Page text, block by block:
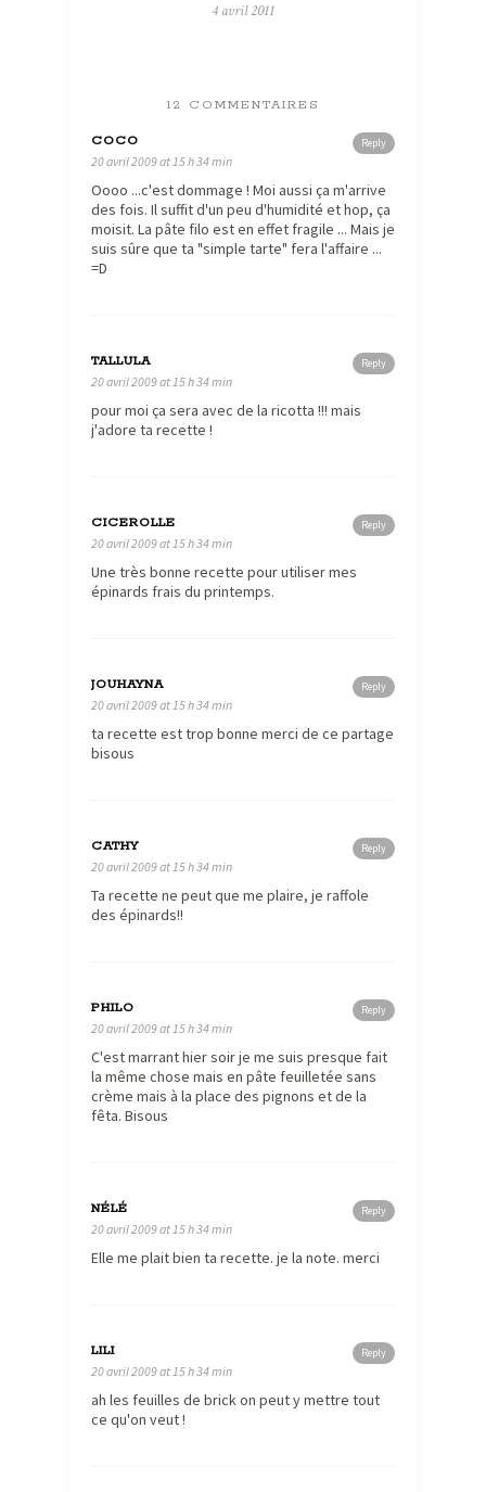
4 avril 2011
12 COMMENTAIRES
Reply
COCO
20 avril 2009 at 15 h 34 min
Oooo ...c'est dommage ! Moi aussi ça m'arrive
des fois. Il suffit d'un peu d'humidité et hop, ça
moisit. La pâte filo est en effet fragile ... Mais je
suis sûre que ta "simple tarte" fera l'affaire ...
=D
Reply
TALLULA
20 avril 2009 at 15 h 34 min
pour moi ça sera avec de la ricotta !!! mais
j'adore ta recette !
Reply
CICEROLLE
20 avril 2009 at 15 h 34 min
Une très bonne recette pour utiliser mes
épinards frais du printemps.
Reply
JOUHAYNA
20 avril 2009 at 15 h 34 min
ta recette est trop bonne merci de ce partage
bisous
Reply
CATHY
20 avril 2009 at 15 h 34 min
Ta recette ne peut que me plaire, je raffole
des épinards!!
Reply
PHILO
20 avril 2009 at 15 h 34 min
C'est marrant hier soir je me suis presque fait
la même chose mais en pâte feuilletée sans
crème mais à la place des pignons et de la
fêta. Bisous
Reply
NÉLÉ
20 avril 2009 at 15 h 34 min
Elle me plait bien ta recette. je la note. merci
Reply
LILI
20 avril 2009 at 15 h 34 min
ah les feuilles de brick on peut y mettre tout
ce qu'on veut !